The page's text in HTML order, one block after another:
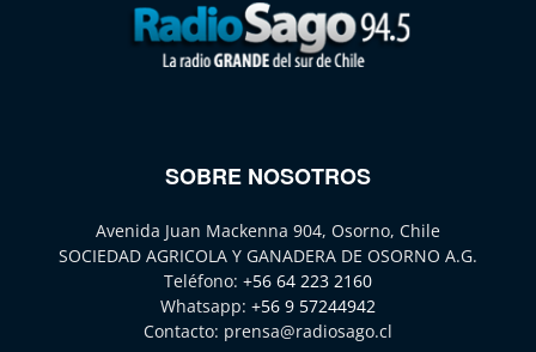
SOBRE NOSOTROS
Avenida Juan Mackenna 904, Osorno, Chile
SOCIEDAD AGRICOLA Y GANADERA DE OSORNO A.G.
Teléfono: +56 64 223 2160
Whatsapp: +56 9 57244942
Contacto: prensa@radiosago.cl